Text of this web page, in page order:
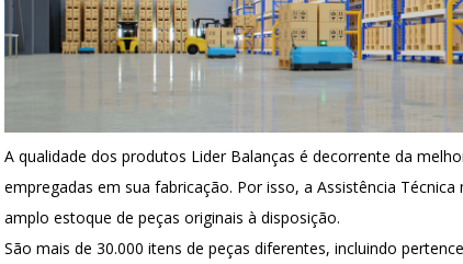
A qualidade dos produtos Lider Balanças é decorrente da
empregadas em sua fabricação. Por isso, a Assistência
amplo estoque de peças originais à disposição.
São mais de 30.000 itens de peças diferentes, incluindo